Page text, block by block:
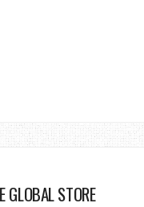
GLOBAL STORE